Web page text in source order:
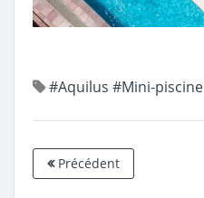
#Aquilus #Mini-piscine
Précédent